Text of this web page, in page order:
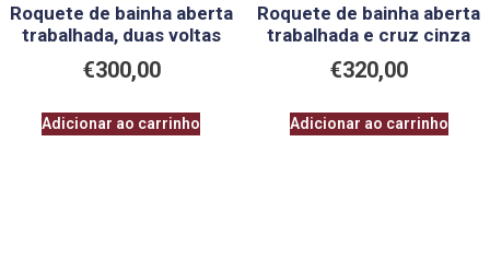
Roquete de bainha aberta
trabalhada, duas voltas
€300,00
Adicionar ao carrinho
Roquete de bainha aberta
trabalhada e cruz cinza
€320,00
Adicionar ao carrinho